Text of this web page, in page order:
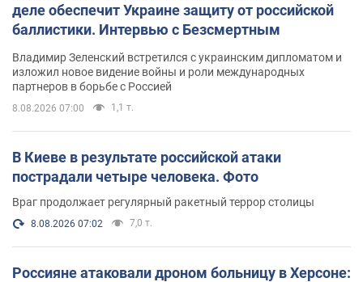
деле обеспечит Украине защиту от российской
баллистики. Интервью с Безсмертным
Владимир Зеленский встретился с украинским дипломатом и
изложил новое видение войны и роли международных
партнеров в борьбе с Россией
8.08.2026 07:00 1,1 т.
В Киеве в результате российской атаки
пострадали четыре человека. Фото
Враг продолжает регулярный ракетный террор столицы
8.08.2026 07:02 7,0 т.
Россияне атаковали дроном больницу в Херсоне: